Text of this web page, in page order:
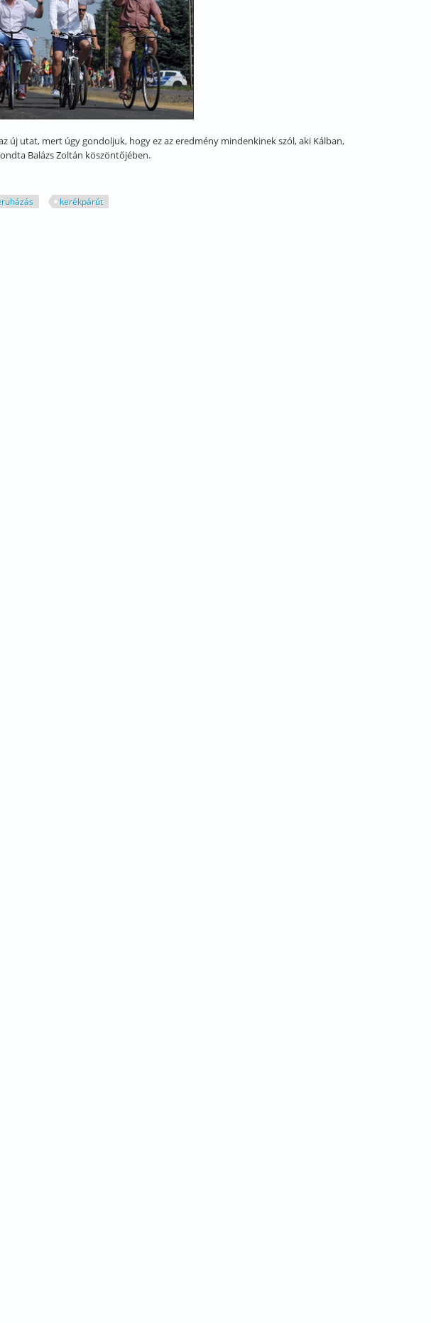
új utat, mert úgy gondoljuk, hogy ez az eredmény mindenkinek szól, aki Kálban,
Balázs Zoltán köszöntőjében.
kerékpárút